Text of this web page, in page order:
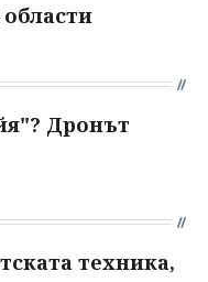
Дронът
техника,